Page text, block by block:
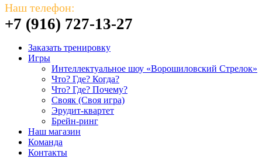
Наш телефон:
+7 (916) 727-13-27
Заказать тренировку
Игры
Интеллектуальное шоу «Ворошиловский Стрелок»
Что? Где? Когда?
Что? Где? Почему?
Свояк (Своя игра)
Эрудит-квартет
Брейн-ринг
Наш магазин
Команда
Контакты